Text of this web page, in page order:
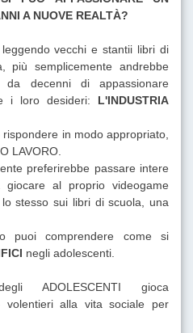
A NUOVE REALTÀ?
vecchi e stantii libri di
più semplicemente andrebbe
decenni di appassionare
i loro desideri: L'INDUSTRIA
in modo appropriato,
LAVORO.
preferirebbe passare intere
al proprio videogame
stesso sui libri di scuola, una
puoi comprendere come si
negli adolescenti.
ADOLESCENTI gioca
volentieri alla vita sociale per